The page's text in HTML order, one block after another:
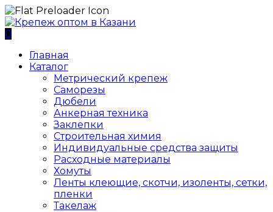
0
Главная
Каталог
Метрический крепеж
Саморезы
Дюбели
Анкерная техника
Заклепки
Строительная химия
Индивидуальные средства защиты
Расходные материалы
Хомуты
Ленты клеющие, скотчи, изоленты, сетки,
пленки
Такелаж